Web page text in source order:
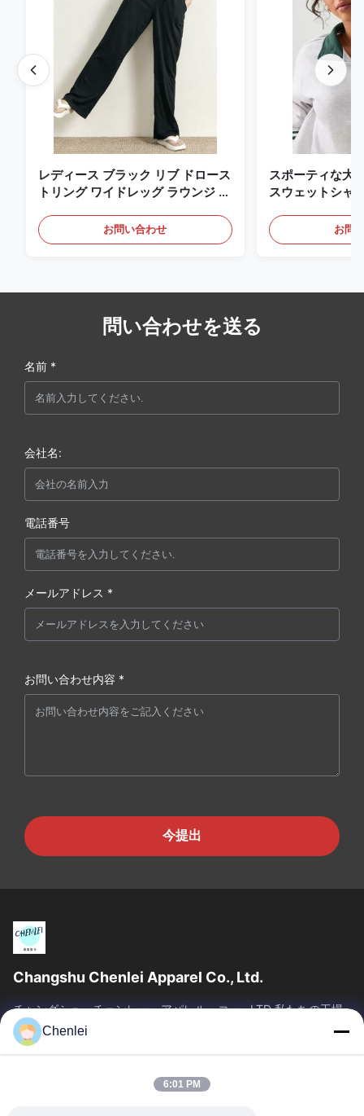
レディース ブラック リブ ドロース
トリング ワイドレッグ ラウンジ パ
お問い合わせ
スポーティな大
スウェットシャ
お問
問い合わせを送る
名前 *
会社名:
電話番号
メールアドレス *
お問い合わせ内容 *
今提出
Changshu Chenlei Apparel Co., Ltd.
チャングシュ・チェンレー・アパレル・コー., LTD 私たちの工場
は2011年に設立され, 江苏省, 鈴州市に位置しています 上海空港か
ら90キロ離れた, 我々は200人以上の労働者を有し,主に編み物製
SAIKESAISI水素エナジー
Chenlei
6:01 PM